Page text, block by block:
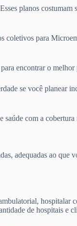
planos
para
encontrar o
se você planear
com a
adequadas ao
de hospitais